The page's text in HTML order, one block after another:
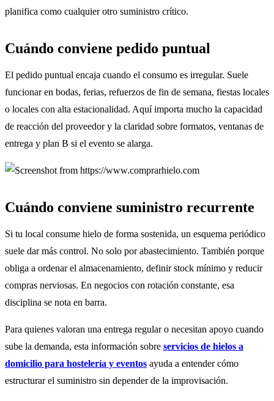
planifica como cualquier otro suministro crítico.
Cuándo conviene pedido puntual
El pedido puntual encaja cuando el consumo es irregular. Suele
funcionar en bodas, ferias, refuerzos de fin de semana, fiestas locales
o locales con alta estacionalidad. Aquí importa mucho la capacidad
de reacción del proveedor y la claridad sobre formatos, ventanas de
entrega y plan B si el evento se alarga.
Cuándo conviene suministro recurrente
Si tu local consume hielo de forma sostenida, un esquema periódico
suele dar más control. No solo por abastecimiento. También porque
obliga a ordenar el almacenamiento, definir stock mínimo y reducir
compras nerviosas. En negocios con rotación constante, esa
disciplina se nota en barra.
Para quienes valoran una entrega regular o necesitan apoyo cuando
sube la demanda, esta información sobre servicios de hielos a
domicilio para hostelería y eventos ayuda a entender cómo
estructurar el suministro sin depender de la improvisación.